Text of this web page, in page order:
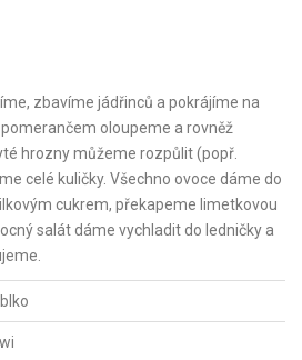
zbavíme jádřinců a pokrájíme na
oloupeme a rovněž
hrozny můžeme rozpůlit (popř.
celé kuličky. Všechno ovoce dáme do
cukrem, překapeme limetkovou
salát dáme vychladit do ledničky a